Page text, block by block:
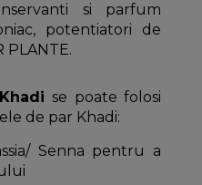
si parfum
potentiatori de
PLANTE.
se poate folosi
de par Khadi:
Senna pentru a